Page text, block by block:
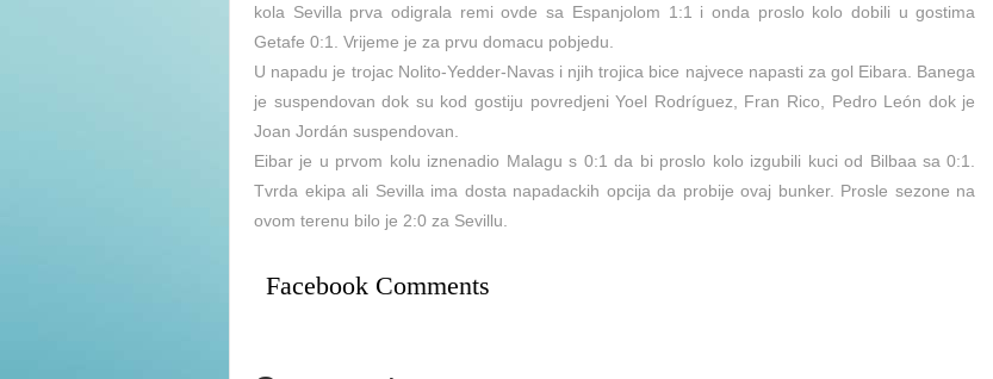
kola Sevilla prva odigrala remi ovde sa Espanjolom 1:1 i onda proslo kolo dobili u gostima
Getafe 0:1. Vrijeme je za prvu domacu pobjedu.
U napadu je trojac Nolito-Yedder-Navas i njih trojica bice najvece napasti za gol Eibara. Banega
je suspendovan dok su kod gostiju povredjeni Yoel Rodríguez, Fran Rico, Pedro León dok je
Joan Jordán suspendovan.
Eibar je u prvom kolu iznenadio Malagu s 0:1 da bi proslo kolo izgubili kuci od Bilbaa sa 0:1.
Tvrda ekipa ali Sevilla ima dosta napadackih opcija da probije ovaj bunker. Prosle sezone na
ovom terenu bilo je 2:0 za Sevillu.
Facebook Comments